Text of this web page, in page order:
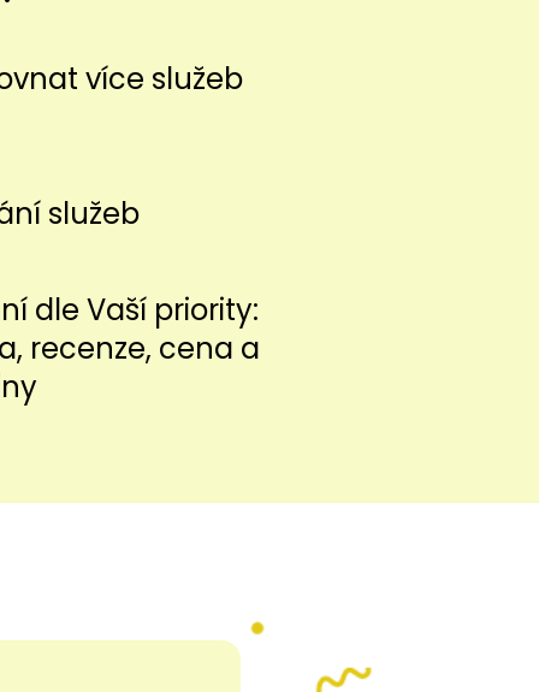
více služeb
služeb
dle Vaší priority:
recenze, cena a